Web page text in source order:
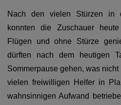
Nach den vielen Stürzen in
konnten die Zuschauer
Flügen und ohne Stürze
dürften nach dem heutigen
Sommerpause gehen, was
vielen freiwilligen Helfer in
wahnsinnigen Aufwand